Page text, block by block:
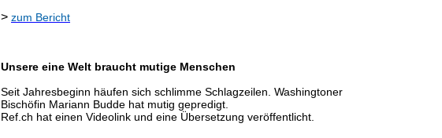
> zum Bericht
Unsere eine Welt braucht mutige Menschen
Seit Jahresbeginn häufen sich schlimme Schlagzeilen. Washingtoner
Bischöfin Mariann Budde hat mutig gepredigt.
Ref.ch hat einen Videolink und eine Übersetzung veröffentlicht.